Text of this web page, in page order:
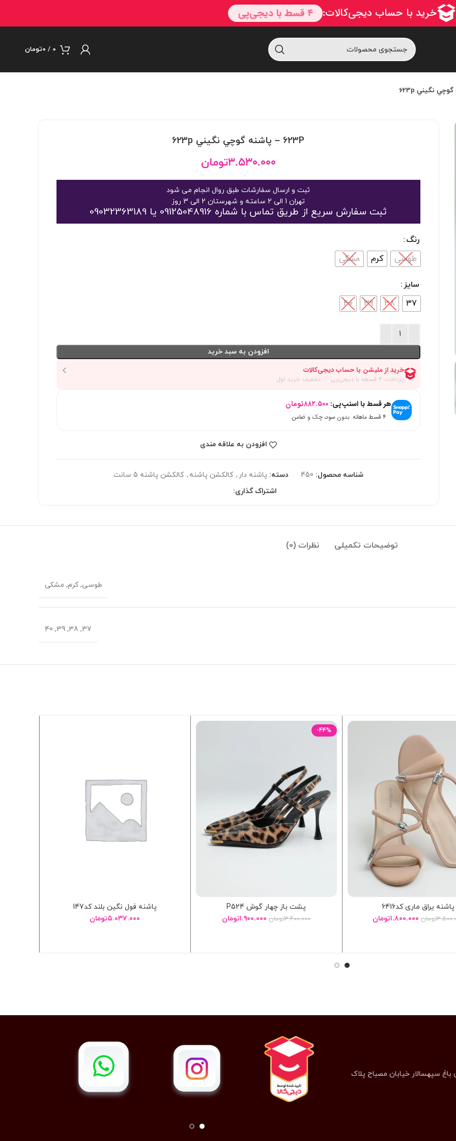
0
/ ۰تومان
623P – پاشنه گوچي نگيني 623p
۳.۵۳۰.۰۰۰تومان
ثبت و ارسال سفارشات طبق روال انجام می شود
تهران 1 الی 2 ساعته و شهرستان 2 الی 3 روز
ثبت سفارش سریع از طریق تماس با شماره 09125048916 یا 09032363189
رنگ
طوسی
کرم مشکی
سایز
37
38
39
40
افزودن به سبد خرید
هر قسط با اسنپ‌پی:۸۸۲.۵۰۰تومان
۴ قسط ماهانه. بدون سود، چک و ضامن.
افزودن به علاقه مندی
شناسه محصول: 450 دسته: پاشنه دار , کالکشن پاشنه , کالکشن پاشنه 5 سانت
اشتراک گذاری:
توضیحات تکمیلی نظرات (0)
طوسی, کرم, مشکی
37, 38, 39, 40
پاشنه یراق ماری کد6416
تومان ۱.۸۰۰.۰۰۰تومان
-44%
پشت باز چهار گوش P524
۳.۴۰۰.۰۰۰تومان ۱.۹۰۰.۰۰۰تومان
پاشنه فول نگین بلند کد147
۵.۰۳۷.۰۰۰تومان
باغ سپهسالار خیابان مصباح پلاک